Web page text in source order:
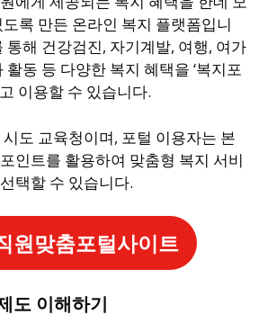
록 만든 온라인 복지 플랫폼입니
통해 건강검진, 자기계발, 여행, 여가
활동 등 다양한 복지 혜택을 ‘복지포
이용할 수 있습니다.
도 교육청이며, 포털 이용자는 본
인트를 활용하여 맞춤형 복지 서비
택할 수 있습니다.
원맞춤포털사이트
도 이해하기